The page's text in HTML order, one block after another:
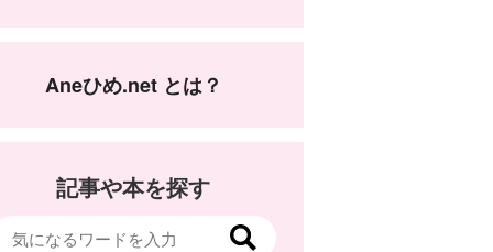
Aneひめ.net とは？
記事や本を探す